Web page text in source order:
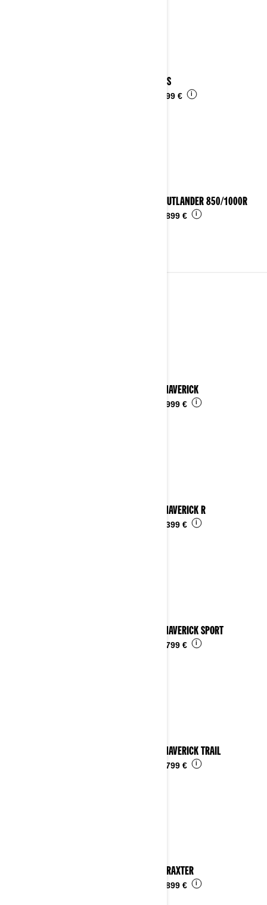
2025 DS
6.599 € i
2025 OUTLANDER 850/1000R
14.899 € i
2024 MAVERICK
29.999 € i
2024 MAVERICK R
52.399 € i
2024 MAVERICK SPORT
24.799 € i
2024 MAVERICK TRAIL
16.799 € i
2024 TRAXTER
16.899 € i